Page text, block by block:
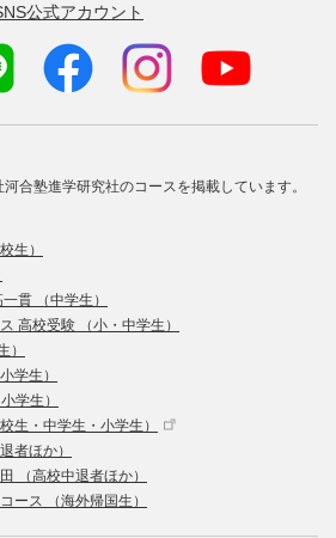
公式アカウント
合塾進学研究社のコースを掲載しています。
生）
貫 （中学生）
高校受験 （小・中学生）
）
学生）
学生）
生・中学生・小学生）
者ほか）
（高校中退者ほか）
ス （海外帰国生）